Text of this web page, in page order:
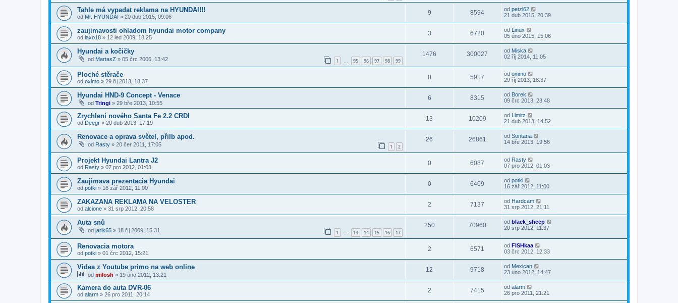
Tahle má vypadat reklama na HYUNDAI!!!
od Mr. HYUNDAI » 20 dub 2015, 09:06
9 8594 od petzl62
21 dub 2015, 20:39
zaujimavosti ohladom hyundai motor company
od laxo18 » 12 led 2009, 18:25
3 6720 od Linux
05 úno 2015, 15:06
Hyundai a kočičky
od MartasZ » 05 črc 2006, 13:42 1 95 96 97 98 99
1476 300027 od Miska
02 říj 2014, 11:05
Ploché stěrače
od oximo » 29 říj 2013, 18:37
0 5917 od oximo
29 říj 2013, 18:37
Hyundai HND-9 Concept - Venace
od Tringi » 29 bře 2013, 10:55
6 8315 od Borek
09 črc 2013, 23:48
Zrychlení nového Santa Fe 2.2 CRDI
od Deegr » 20 dub 2013, 17:19
13 10209 od
Limitz
21 dub 2013, 14:52
Renovace a oprava světel, přilb apod.
od Rasty » 20 čer 2011, 17:05 1 2
26 26861 od Sontana
14 bře 2013, 19:56
Projekt Hyundai Lantra J2
od Rasty » 07 pro 2012, 01:03
0 6087 od Rasty
07 pro 2012, 01:03
Zaujimava prezentacia Hyundai
od potki » 16 zář 2012, 11:00
0 6409 od potki
16 zář 2012, 11:00
ZAKAZANA REKLAMA NA VELOSTER
od alcione » 31 srp 2012, 20:58
2 7137 od Hardcam
31 srp 2012, 21:11
Auta snů
od jarik65 » 18 říj 2009, 15:31 1 … 13 14 15 16 17
250 70960 od black_sheep
20 srp 2012, 11:37
Renovacia motora
od potki » 01 črc 2012, 15:21
2 6571 od FISHkaa
03 črc 2012, 12:33
Videa z Youtube primo na web online
od milosh » 19 úno 2012, 13:21
12 9718 od Mexican
23 úno 2012, 14:47
Kamera do auta DVR-06
od alarm » 26 pro 2011, 20:14
2 7415 od alarm
26 pro 2011, 21:21